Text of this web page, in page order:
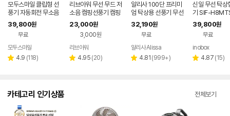
모두스마일 클립형 선
풍기 자동회전 무소음
집게형 책상용
39,800원
무료
모두스마일
별 4.9 리
(118)
리브아워 무선 무드 저
소음 캠핑선풍기 캠핑
써큘레이터
23,000원
3,000원
페이
리브아워
별 4.95 리
(20)
알리사 100단 프리미
엄 탁상용 선풍기 무선
무소음 책상 사무실 데
스크 캠핑 소형 USB
32,190원
무료
알리사 Alissa
별 4.81 리
(999+)
신일 무선 탁상
기 SIF-
LDC 20cm 망
이식 휴대용 캠
39,800원
무료
페이
inobox
별 4.87 리
(15)
카테고리 인기상품 전체보기